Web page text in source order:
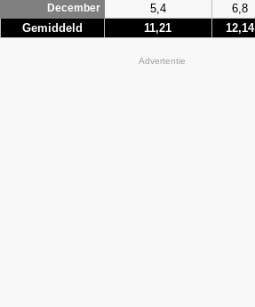
December
5,4 6,8
Gemiddeld 11,21 12,14
Advertentie